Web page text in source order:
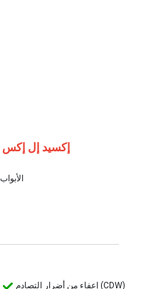
إكسيد إل إكس
4 الأبواب
إعفاء من أضرار التصادم (CDW)